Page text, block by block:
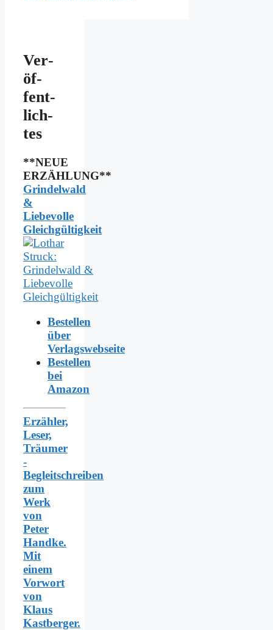
Ver­
öf­
fent­
lich­
tes
**NEUE
ERZÄHLUNG**
Grindelwald
&
Liebevolle
Gleichgültigkeit
Bestellen
über
Verlagswebseite
Bestellen
bei
Amazon
Erzähler,
Leser,
Träumer
-
Begleitschreiben
zum
Werk
von
Peter
Handke.
Mit
einem
Vorwort
von
Klaus
Kastberger.